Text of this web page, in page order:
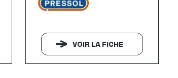
VOIR LA FICHE